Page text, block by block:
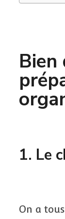
Bien
1. Le
On a